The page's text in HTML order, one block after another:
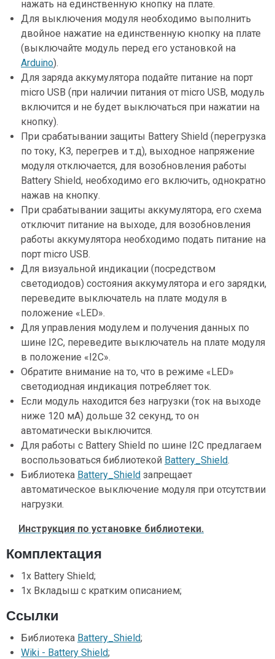
нажать на единственную кнопку на плате.
Для выключения модуля необходимо выполнить
двойное нажатие на единственную кнопку на плате
(выключайте модуль перед его установкой на
Arduino).
Для заряда аккумулятора подайте питание на порт
micro USB (при наличии питания от micro USB, модуль
включится и не будет выключаться при нажатии на
кнопку).
При срабатывании защиты Battery Shield (перегрузка
по току, КЗ, перегрев и т.д), выходное напряжение
модуля отключается, для возобновления работы
Battery Shield, необходимо его включить, однократно
нажав на кнопку.
При срабатывании защиты аккумулятора, его схема
отключит питание на выходе, для возобновления
работы аккумулятора необходимо подать питание на
порт micro USB.
Для визуальной индикации (посредством
светодиодов) состояния аккумулятора и его зарядки,
переведите выключатель на плате модуля в
положение «LED».
Для управления модулем и получения данных по
шине I2C, переведите выключатель на плате модуля
в положение «I2C».
Обратите внимание на то, что в режиме «LED»
светодиодная индикация потребляет ток.
Если модуль находится без нагрузки (ток на выходе
ниже 120 мА) дольше 32 секунд, то он
автоматически выключится.
Для работы с Battery Shield по шине I2C предлагаем
воспользоваться библиотекой Battery_Shield.
Библиотека Battery_Shield запрещает
автоматическое выключение модуля при отсутствии
нагрузки.
Инструкция по установке библиотеки.
Комплектация
1x Battery Shield;
1x Вкладыш с кратким описанием;
Ссылки
Библиотека Battery_Shield;
Wiki - Battery Shield;